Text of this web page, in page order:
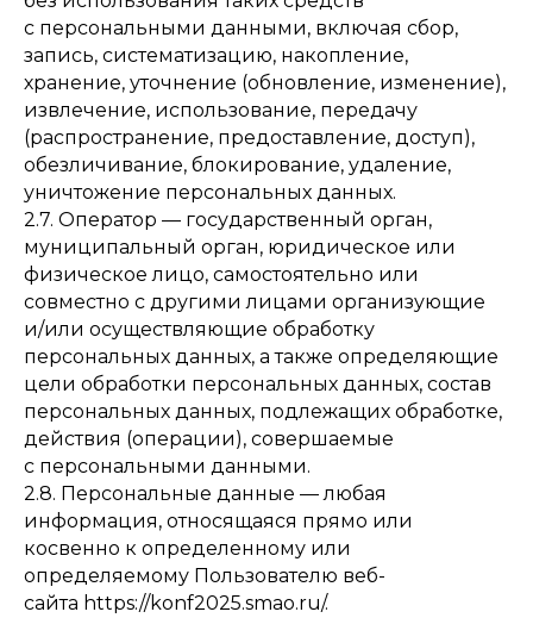
с персональными данными, включая сбор,
запись, систематизацию, накопление,
хранение, уточнение (обновление, изменение),
извлечение, использование, передачу
(распространение, предоставление, доступ),
обезличивание, блокирование, удаление,
уничтожение персональных данных.
2.7. Оператор — государственный орган,
муниципальный орган, юридическое или
физическое лицо, самостоятельно или
совместно с другими лицами организующие
и/или осуществляющие обработку
персональных данных, а также определяющие
цели обработки персональных данных, состав
персональных данных, подлежащих обработке,
действия (операции), совершаемые
с персональными данными.
2.8. Персональные данные — любая
информация, относящаяся прямо или
косвенно к определенному или
определяемому Пользователю веб-
сайта https://konf2025.smao.ru/.